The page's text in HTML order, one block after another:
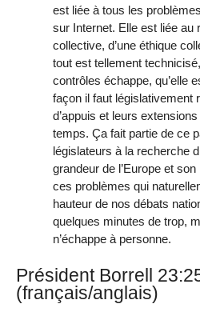
est liée à tous les
sur Internet. Elle est liée au
collective, d’une éthique
tout est tellement
contrôles échappe, qu’elle
façon il faut législativement
d’appuis et leurs
temps. Ça fait partie de ce
législateurs à la recherche
grandeur de l’Europe et
ces problèmes qui
hauteur de nos débats
quelques minutes de trop,
n’échappe à personne.
Président Borrell
(français/anglais)